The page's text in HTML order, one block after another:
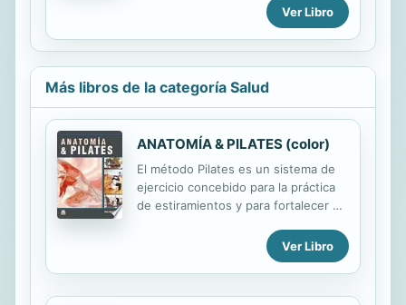
de la conciencia para percibir,
interpretar y sentir la realidad actual,
las realidades alternas, la realidad
superior y la inferior
Ver Libro
Más libros de la categoría Salud
ANATOMÍA & PILATES (color)
El método Pilates es un sistema de
ejercicio concebido para la práctica
de estiramientos y para fortalecer el
equilibrio, el alineamiento, un ritmo
respiratorio correcto y la estabilidad
del tronco. Fisioterapeutas,
osteópatas y médicos de cabecera
Ver Libro